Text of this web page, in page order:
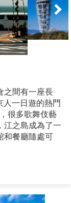
之間有一座長
人一日遊的熱門
很多歌舞伎藝
江之島成為了一
和餐廳隨處可